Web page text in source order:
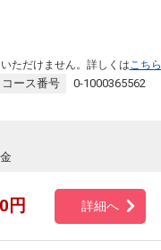
ただけません。詳しくはこちら
ース番号 0-1000365562
円 詳細へ